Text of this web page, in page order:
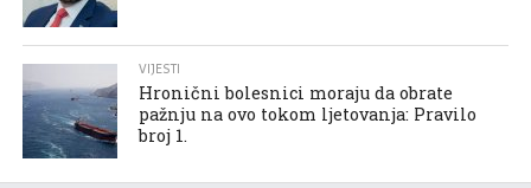
VIJESTI
Hronični bolesnici moraju da obrate
pažnju na ovo tokom ljetovanja: Pravilo
broj 1.